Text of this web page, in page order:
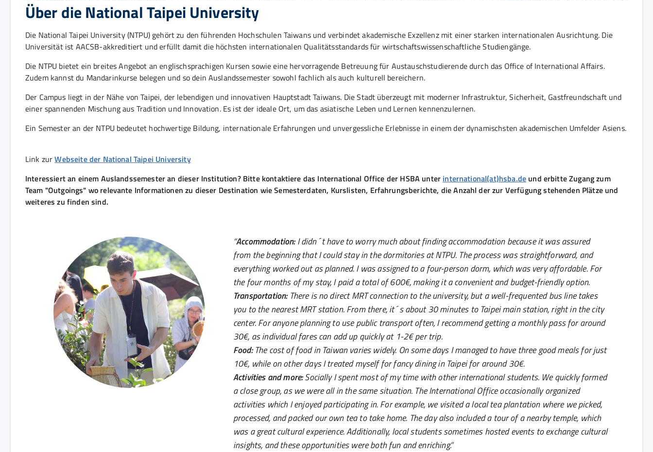
Über die National Taipei University
Die National Taipei University (NTPU) gehört zu den führenden Hochschulen Taiwans und verbindet akademische Exzellenz mit einer starken internationalen Ausrichtung. Die
Universität ist AACSB-akkreditiert und erfüllt damit die höchsten internationalen Qualitätsstandards für wirtschaftswissenschaftliche Studiengänge.
Die NTPU bietet ein breites Angebot an englischsprachigen Kursen sowie eine hervorragende Betreuung für Austauschstudierende durch das Office of International Affairs.
Zudem kannst du Mandarinkurse belegen und so dein Auslandssemester sowohl fachlich als auch kulturell bereichern.
Der Campus liegt in der Nähe von Taipei, der lebendigen und innovativen Hauptstadt Taiwans. Die Stadt überzeugt mit moderner Infrastruktur, Sicherheit, Gastfreundschaft und
einer spannenden Mischung aus Tradition und Innovation. Es ist der ideale Ort, um das asiatische Leben und Lernen kennenzulernen.
Ein Semester an der NTPU bedeutet hochwertige Bildung, internationale Erfahrungen und unvergessliche Erlebnisse in einem der dynamischsten akademischen Umfelder Asiens.
Link zurWebseite der National Taipei University
Interessiert an einem Auslandssemester an dieser Institution? Bitte kontaktiere das International Office der HSBA unter international(at)hsba.de und erbitte Zugang zum
Team "Outgoings" wo relevante Informationen zu dieser Destination wie Semesterdaten, Kurslisten, Erfahrungsberichte, die Anzahl der zur Verfügung stehenden Plätze und
weiteres zu finden sind.
Accommodation:I didn´t have to worry much about finding accommodation because it was assured
from the beginning that I could stay in the dormitories at NTPU. The process was straightforward, and
everything worked out as planned. I was assigned to a four-person dorm, which was very affordable. For
the four months of my stay, I paid a total of 600€, making it a convenient and budget-friendly option.
Transportation:There is no direct MRT connection to the university, but a well-frequented bus line takes
you to the nearest MRT station. From there, it´s about 30 minutes to Taipei main station, right in the city
center. For anyone planning to use public transport often, I recommend getting a monthly pass for around
30€, as individual fares can add up quickly at 1-2€ per trip.
Food:The cost of food in Taiwan varies widely. On some days I managed to have three good meals for just
10€, while on other days I treated myself for fancy dining in Taipei for around 30€.
Activities and more:Socially I spent most of my time with other international students. We quickly formed
a close group, as we were all in the same situation. The International Office occasionally organized
activities which I enjoyed participating in. For example, we visited a local tea plantation where we picked,
processed, and packed our own tea to take home. The day also included a tour of a nearby temple, which
was a great cultural experience. Additionally, local students sometimes hosted events to exchange cultural
insights, and these opportunities were both fun and enriching.